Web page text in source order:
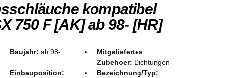
kompatibel
750 F [AK] ab 98- [HR]
Baujahr: ab 98-
Mitgeliefertes
Zubehoer: Dichtungen
Einbauposition:
Bezeichnung/Typ: